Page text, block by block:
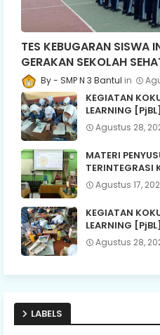
TES KEBUGARAN SISWA
GERAKAN SEKOLAH
SMP N 3 Bantul
KEGIATAN
LEARNING
Agustus 28,
MATERI
TERINTEGRASI
Agustus 17,
KEGIATAN
LEARNING
Agustus 28,
LABELS